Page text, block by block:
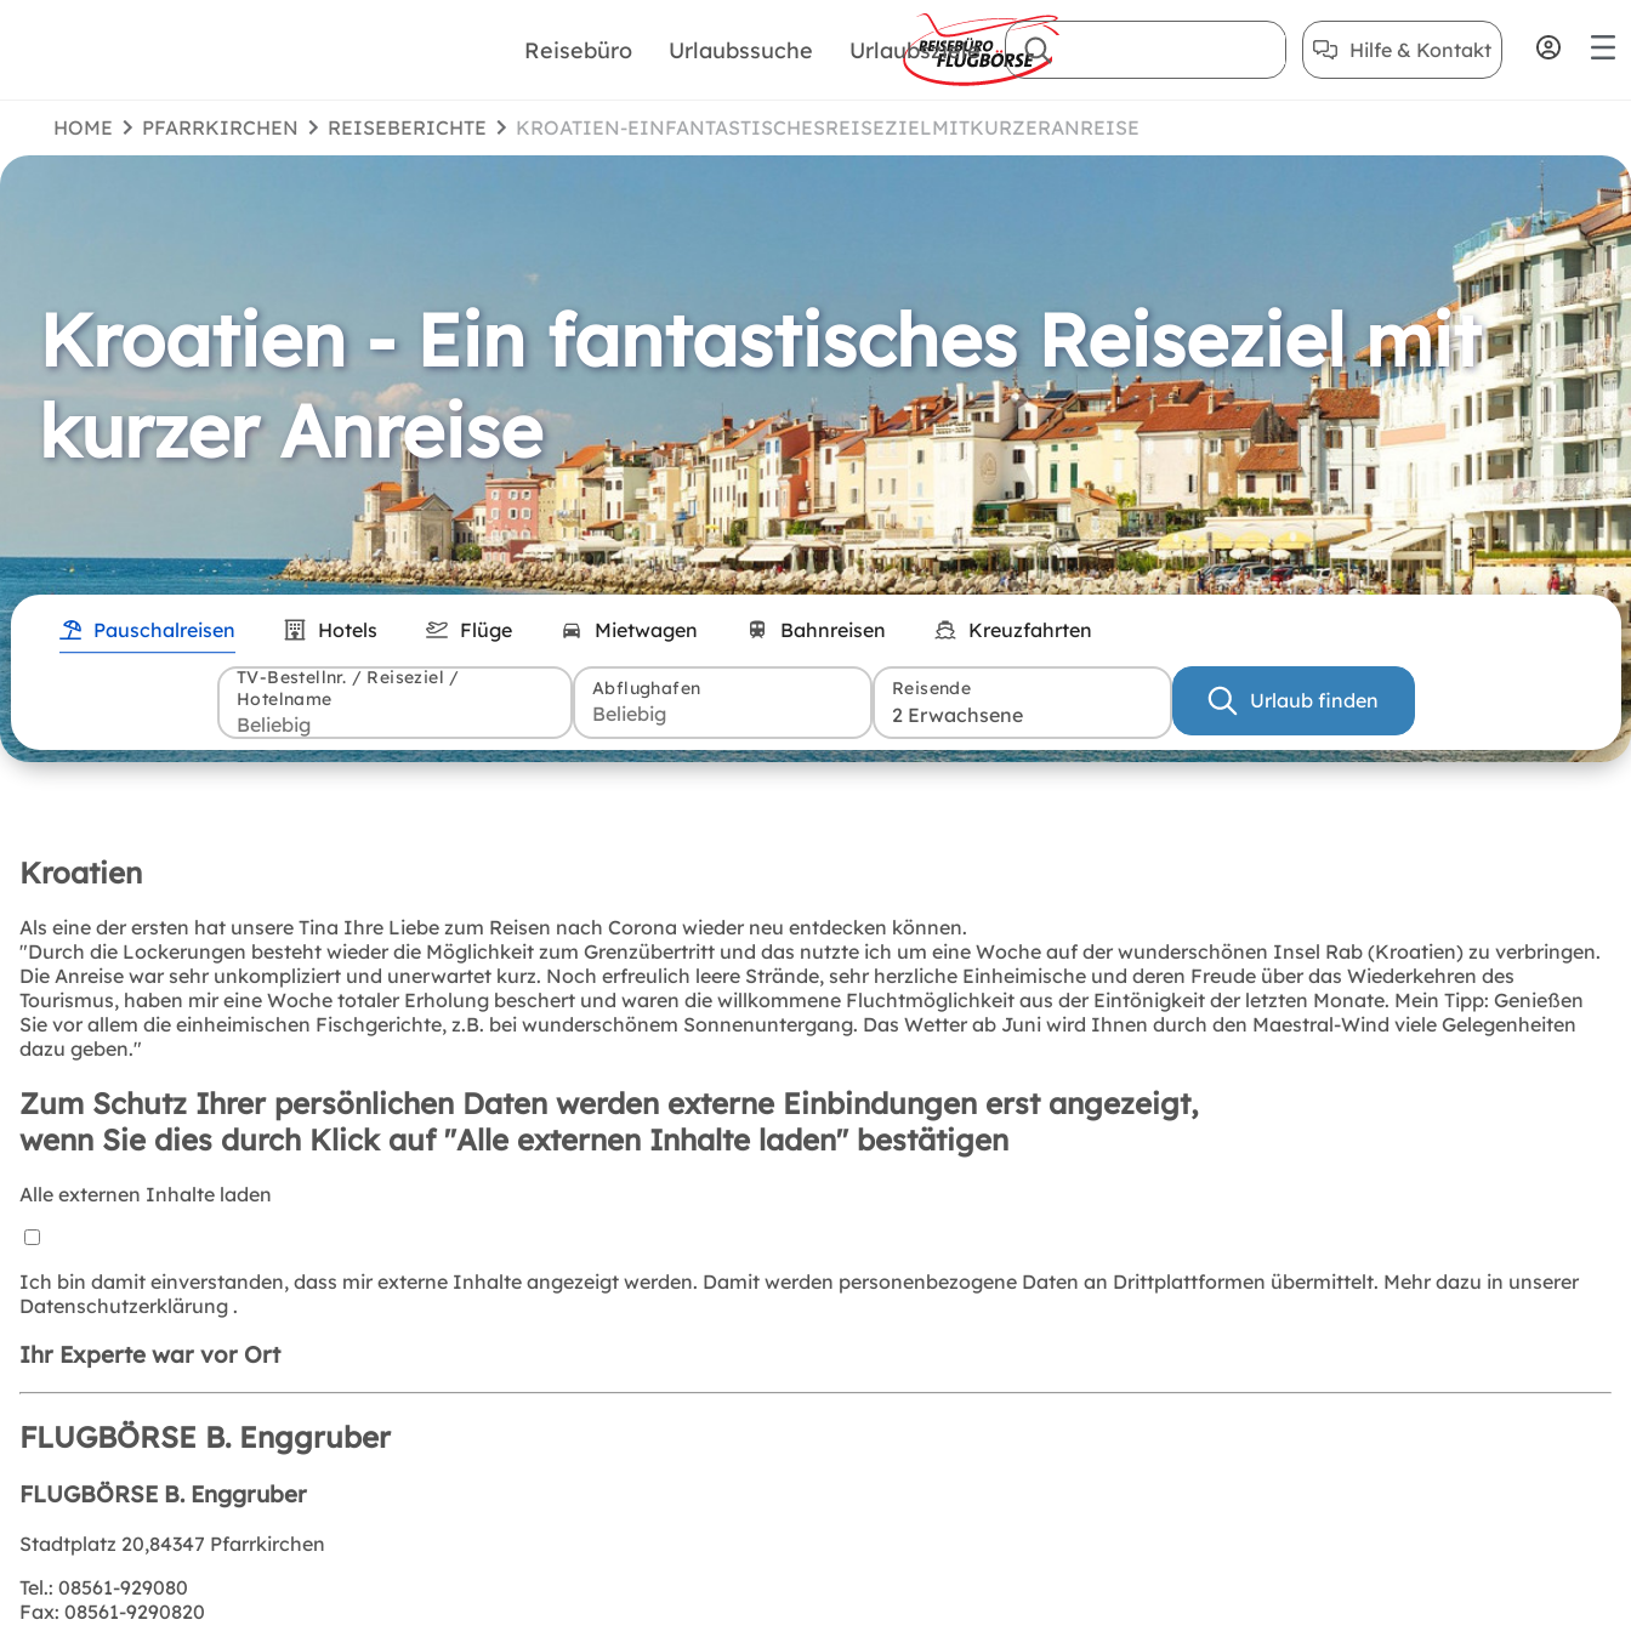
Reisebüro Urlaubssuche Urlaubsziele Hilfe & Kontakt
HOME PFARRKIRCHEN REISEBERICHTE KROATIEN-EINFANTASTISCHESREISEZIELMITKURZERANREISE
Kroatien - Ein fantastisches Reiseziel mit
kurzer Anreise
Pauschalreisen Hotels Flüge Mietwagen Bahnreisen Kreuzfahrten
TV-Bestellnr. / Reiseziel /
Hotelname
Abflughafen Reisende
2 Erwachsene
Urlaub finden
Kroatien
Als eine der ersten hat unsere Tina Ihre Liebe zum Reisen nach Corona wieder neu entdecken können.
"Durch die Lockerungen besteht wieder die Möglichkeit zum Grenzübertritt und das nutzte ich um eine Woche auf der wunderschönen Insel Rab (Kroatien) zu verbringen.
Die Anreise war sehr unkompliziert und unerwartet kurz. Noch erfreulich leere Strände, sehr herzliche Einheimische und deren Freude über das Wiederkehren des
Tourismus, haben mir eine Woche totaler Erholung beschert und waren die willkommene Fluchtmöglichkeit aus der Eintönigkeit der letzten Monate. Mein Tipp: Genießen
Sie vor allem die einheimischen Fischgerichte, z.B. bei wunderschönem Sonnenuntergang. Das Wetter ab Juni wird Ihnen durch den Maestral-Wind viele Gelegenheiten
dazu geben."
Zum Schutz Ihrer persönlichen Daten werden externe Einbindungen erst angezeigt,
wenn Sie dies durch Klick auf "Alle externen Inhalte laden" bestätigen
Alle externen Inhalte laden
Ich bin damit einverstanden, dass mir externe Inhalte angezeigt werden. Damit werden personenbezogene Daten an Drittplattformen übermittelt. Mehr dazu in unserer
Datenschutzerklärung .
Ihr Experte war vor Ort
FLUGBÖRSE B. Enggruber
FLUGBÖRSE B. Enggruber
Stadtplatz 20,84347 Pfarrkirchen
Tel.: 08561-929080
Fax: 08561-9290820